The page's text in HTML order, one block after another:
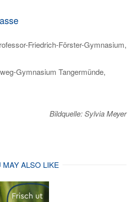
Friedrich-Förster-Gymnasium,
Gymnasium Tangermünde,
Bildquelle: Sylvia Meyer
MAY ALSO LIKE